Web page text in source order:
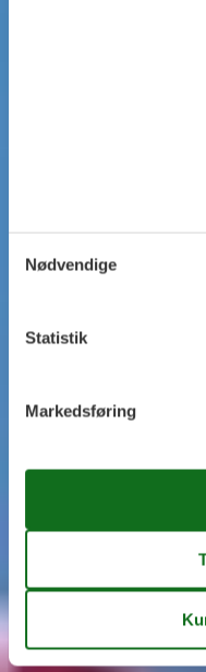
Nødvendige
Statistik
Markedsføring